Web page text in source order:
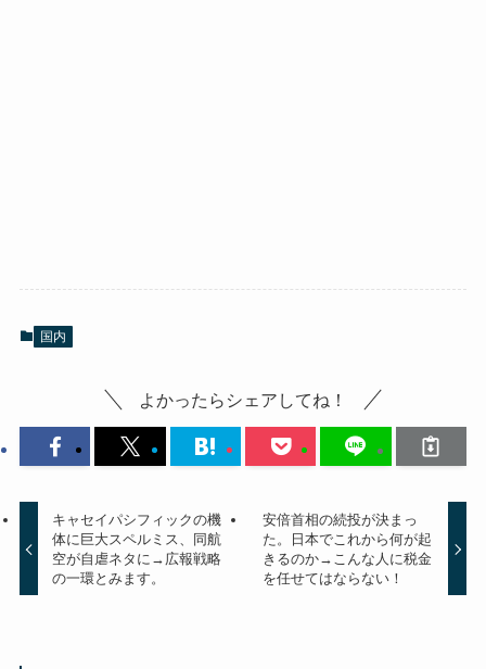
国内
よかったらシェアしてね！
キャセイパシフィックの機
体に巨大スペルミス、同航
空が自虐ネタに→広報戦略
の一環とみます。
安倍首相の続投が決まっ
た。日本でこれから何が起
きるのか→こんな人に税金
を任せてはならない！